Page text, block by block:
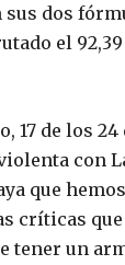
dos
el
17 de los
con
que
críticas
tener un